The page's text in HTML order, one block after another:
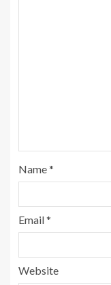
Name*
Email*
Website